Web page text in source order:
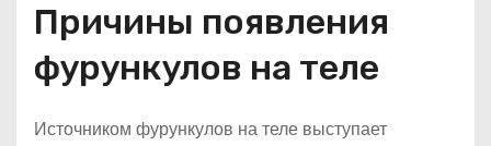
Причины появления
фурункулов на теле
Источником фурункулов на теле выступает